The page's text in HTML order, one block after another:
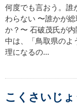
何度でも言おう。誰
わらない 〜誰かが
か？〜 石破茂氏が
中は、「鳥取県のよ
理になるの...
こくさいじ